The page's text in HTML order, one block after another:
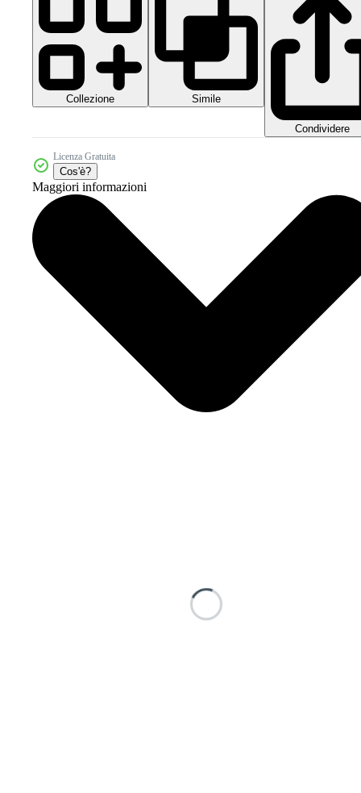
Collezione Simile
Condividere
Licenza Gratuita
Cos'è?
Maggiori informazioni